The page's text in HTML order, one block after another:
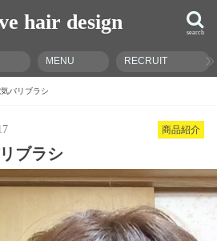
hair design search
MENU RECRUIT
バリブラシ
商品紹介
ブラシ